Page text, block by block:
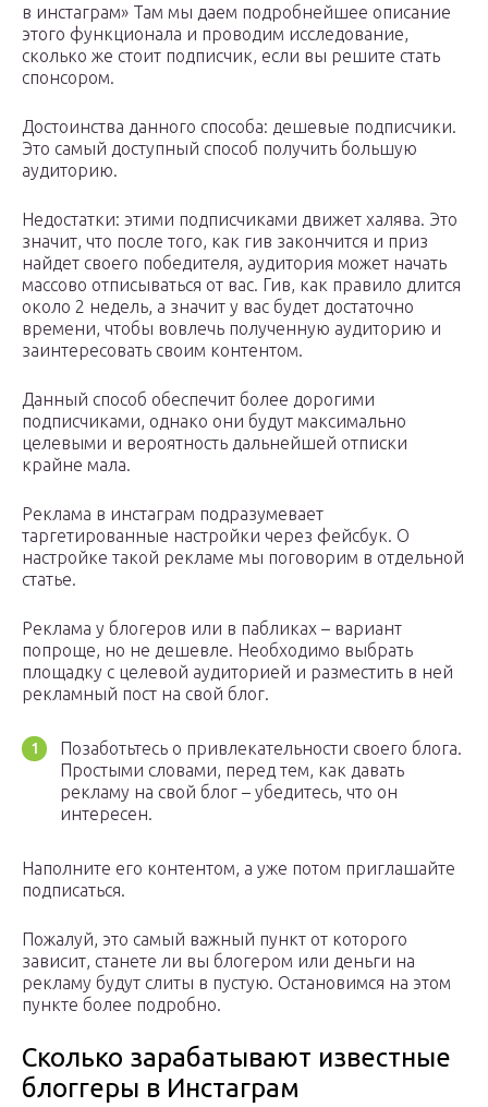
в инстаграм» Там мы даем подробнейшее описание
этого функционала и проводим исследование,
сколько же стоит подписчик, если вы решите стать
спонсором.
Достоинства данного способа: дешевые подписчики.
Это самый доступный способ получить большую
аудиторию.
Недостатки: этими подписчиками движет халява. Это
значит, что после того, как гив закончится и приз
найдет своего победителя, аудитория может начать
массово отписываться от вас. Гив, как правило длится
около 2 недель, а значит у вас будет достаточно
времени, чтобы вовлечь полученную аудиторию и
заинтересовать своим контентом.
Данный способ обеспечит более дорогими
подписчиками, однако они будут максимально
целевыми и вероятность дальнейшей отписки
крайне мала.
Реклама в инстаграм подразумевает
таргетированные настройки через фейсбук. О
настройке такой рекламе мы поговорим в отдельной
статье.
Реклама у блогеров или в пабликах – вариант
попроще, но не дешевле. Необходимо выбрать
площадку с целевой аудиторией и разместить в ней
рекламный пост на свой блог.
Позаботьтесь о привлекательности своего блога.
Простыми словами, перед тем, как давать
рекламу на свой блог – убедитесь, что он
интересен.
Наполните его контентом, а уже потом приглашайте
подписаться.
Пожалуй, это самый важный пункт от которого
зависит, станете ли вы блогером или деньги на
рекламу будут слиты в пустую. Остановимся на этом
пункте более подробно.
Сколько зарабатывают известные
блоггеры в Инстаграм